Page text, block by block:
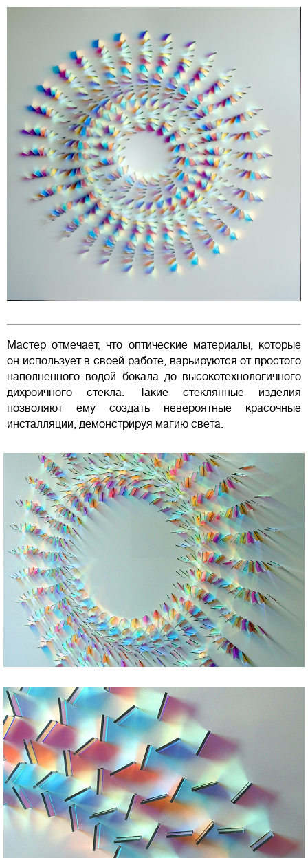
Мастер отмечает, что оптические материалы, которые
он использует в своей работе, варьируются от простого
наполненного водой бокала до высокотехнологичного
дихроичного стекла. Такие стеклянные изделия
позволяют ему создать невероятные красочные
инсталляции, демонстрируя магию света.